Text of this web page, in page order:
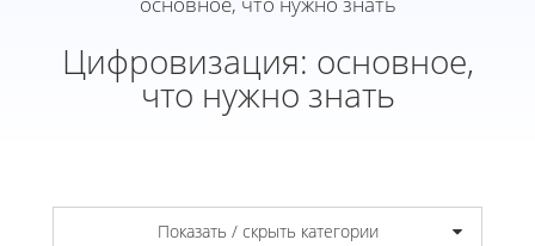
Цифровизация: основное,
что нужно знать
Показать / скрыть категории